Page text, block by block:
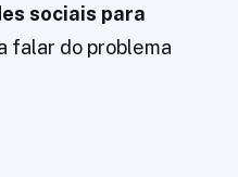
sociais para
falar do problema